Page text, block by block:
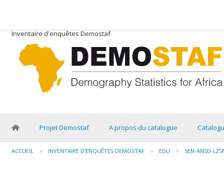
Inventaire d'enquêtes Demostaf
Projet Demostaf A propos du catalogue
ACCUEIL › INVENTAIRE D'ENQUÊTES DEMOSTAF › EDU › SEN-ANSD-